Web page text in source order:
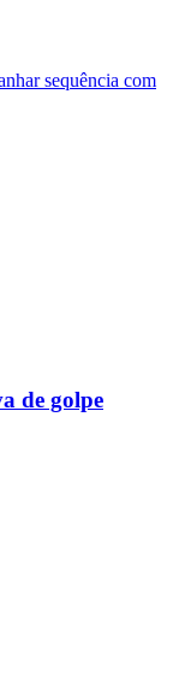
sequência com
de golpe